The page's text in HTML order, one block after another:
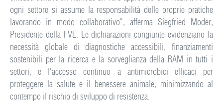
ogni settore si assume la responsabilità delle proprie pratiche
lavorando in modo collaborativo", afferma Siegfried Moder,
Presidente della FVE. Le dichiarazioni congiunte evidenziano la
necessità globale di diagnostiche accessibili, finanziamenti
sostenibili per la ricerca e la sorveglianza della RAM in tutti i
settori, e l'accesso continuo a antimicrobici efficaci per
proteggere la salute e il benessere animale, minimizzando al
contempo il rischio di sviluppo di resistenza.